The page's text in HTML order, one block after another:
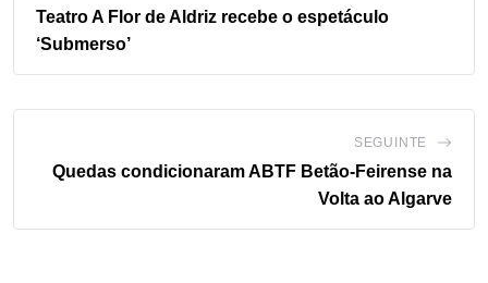
Teatro A Flor de Aldriz recebe o espetáculo
‘Submerso’
SEGUINTE
Quedas condicionaram ABTF Betão-Feirense na
Volta ao Algarve